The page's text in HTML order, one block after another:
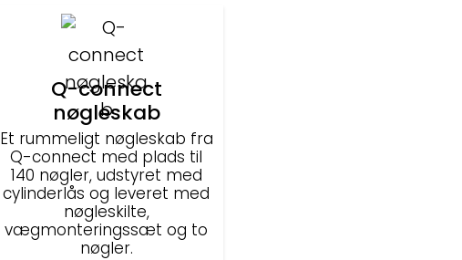
Q-connect
nøgleskab
Et rummeligt nøgleskab fra
Q-connect med plads til
140 nøgler, udstyret med
cylinderlås og leveret med
nøgleskilte,
vægmonteringssæt og to
nøgler.